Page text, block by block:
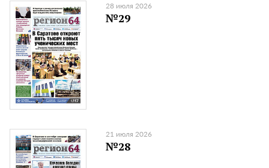
28 июля 2026
№29
21 июля 2026
№28